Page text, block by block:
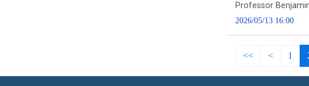
Professor
2026/05/13 16:00
<< < 1